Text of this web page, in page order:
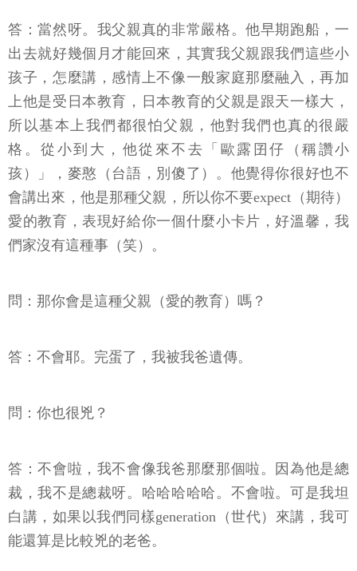
答：當然呀。我父親真的非常嚴格。他早期跑船，一
出去就好幾個月才能回來，其實我父親跟我們這些小
孩子，怎麼講，感情上不像一般家庭那麼融入，再加
上他是受日本教育，日本教育的父親是跟天一樣大，
所以基本上我們都很怕父親，他對我們也真的很嚴
格。從小到大，他從來不去「歐露囝仔（稱讚小
孩）」，麥憨（台語，別傻了）。他覺得你很好也不
會講出來，他是那種父親，所以你不要expect（期待）
愛的教育，表現好給你一個什麼小卡片，好溫馨，我
們家沒有這種事（笑）。
問：那你會是這種父親（愛的教育）嗎？
答：不會耶。完蛋了，我被我爸遺傳。
問：你也很兇？
答：不會啦，我不會像我爸那麼那個啦。因為他是總
裁，我不是總裁呀。哈哈哈哈哈。不會啦。可是我坦
白講，如果以我們同樣generation（世代）來講，我可
能還算是比較兇的老爸。